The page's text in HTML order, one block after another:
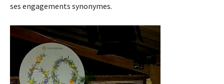
ses engagements synonymes.